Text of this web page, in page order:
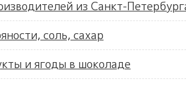
из Санкт-
соль, сахар
и ягоды в шоколаде